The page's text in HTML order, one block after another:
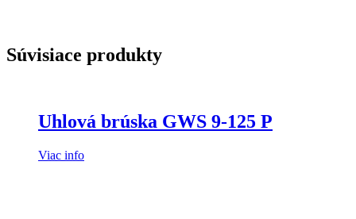
Súvisiace produkty
Uhlová brúska GWS 9-125 P
Viac info